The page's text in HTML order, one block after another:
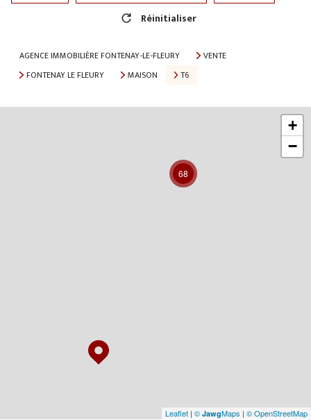
Réinitialiser
AGENCE IMMOBILIÈRE FONTENAY-LE-FLEURY
VENTE
FONTENAY LE FLEURY
MAISON T6
68
+
−
Leaflet | © JawgMaps | © OpenStreetMap